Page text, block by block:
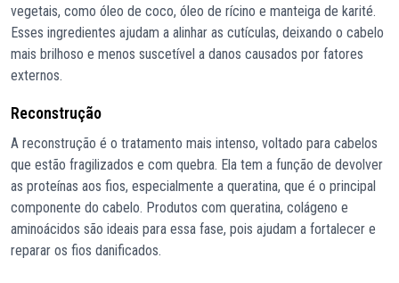
vegetais, como óleo de coco, óleo de rícino e manteiga de karité.
Esses ingredientes ajudam a alinhar as cutículas, deixando o cabelo
mais brilhoso e menos suscetível a danos causados por fatores
externos.
Reconstrução
A reconstrução é o tratamento mais intenso, voltado para cabelos
que estão fragilizados e com quebra. Ela tem a função de devolver
as proteínas aos fios, especialmente a queratina, que é o principal
componente do cabelo. Produtos com queratina, colágeno e
aminoácidos são ideais para essa fase, pois ajudam a fortalecer e
reparar os fios danificados.